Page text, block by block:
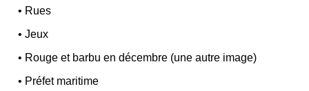
• Rues
•Jeux
• Rouge et barbu en décembre (une autre image)
• Préfet maritime